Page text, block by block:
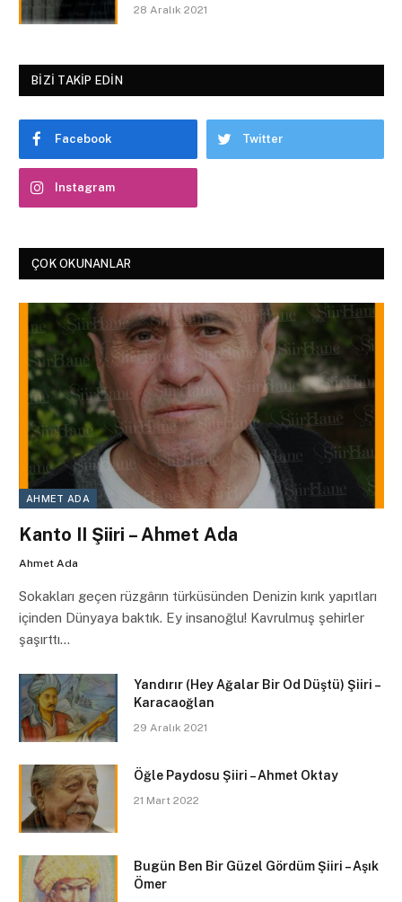
28 Aralık 2021
BIZI TAKIP EDIN
Facebook Twitter
Instagram
ÇOK OKUNANLAR
AHMET ADA
Kanto II Şiiri – Ahmet Ada
Ahmet Ada
Sokakları geçen rüzgârın türküsünden Denizin kırık yapıtları
içinden Dünyaya baktık. Ey insanoğlu! Kavrulmuş şehirler
şaşırttı…
Yandırır (Hey Ağalar Bir Od Düştü) Şiiri –
Karacaoğlan
29 Aralık 2021
Öğle Paydosu Şiiri – Ahmet Oktay
21 Mart 2022
Bugün Ben Bir Güzel Gördüm Şiiri – Aşık
Ömer